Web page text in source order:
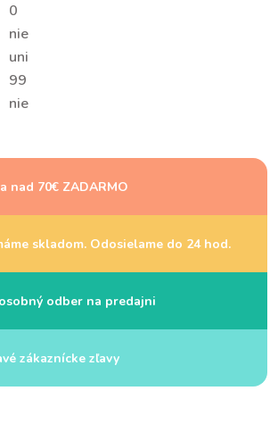
0
nie
uni
99
nie
nad 70€ ZADARMO
skladom. Odosielame do 24 hod.
odber na predajni
zákaznícke zľavy